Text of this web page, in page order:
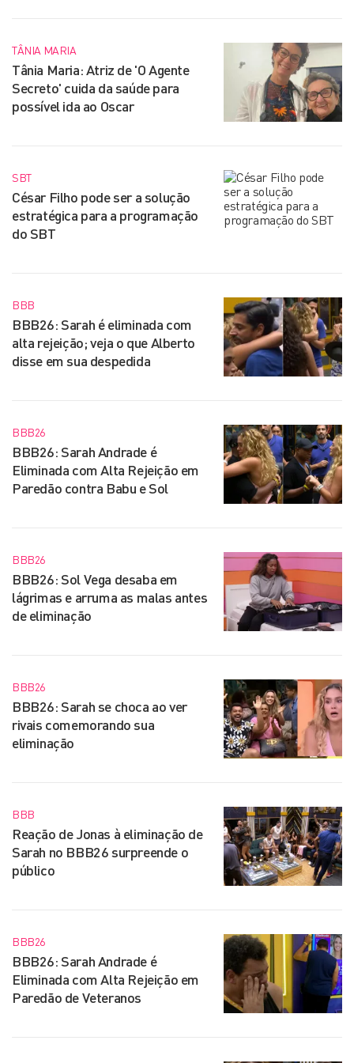
TÂNIA MARIA
Tânia Maria: Atriz de 'O Agente
Secreto' cuida da saúde para
possível ida ao Oscar
SBT
César Filho pode ser a solução
estratégica para a programação
do SBT
BBB
BBB26: Sarah é eliminada com
alta rejeição; veja o que Alberto
disse em sua despedida
BBB26
BBB26: Sarah Andrade é
Eliminada com Alta Rejeição em
Paredão contra Babu e Sol
BBB26
BBB26: Sol Vega desaba em
lágrimas e arruma as malas antes
de eliminação
BBB26
BBB26: Sarah se choca ao ver
rivais comemorando sua
eliminação
BBB
Reação de Jonas à eliminação de
Sarah no BBB26 surpreende o
público
BBB26
BBB26: Sarah Andrade é
Eliminada com Alta Rejeição em
Paredão de Veteranos